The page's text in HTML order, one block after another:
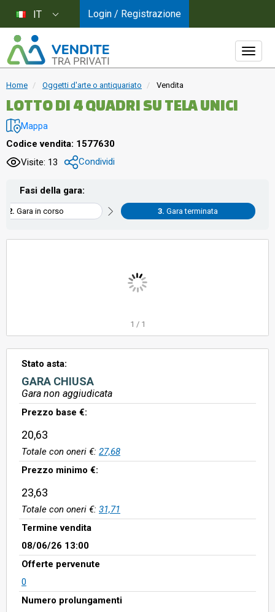
Home Oggetti d'arte o antiquariato Vendita
LOTTO DI 4 QUADRI SU TELA UNICI
Mappa
Codice vendita: 1577630
Visite: 13
Condividi
Fasi della gara:
Gara in corso Gara terminata
1 / 1
Stato asta:
GARA CHIUSA
Gara non aggiudicata
Prezzo base €:
20,63
Totale con oneri €: 27,68
Prezzo minimo €:
23,63
Totale con oneri €: 31,71
Termine vendita
08/06/26 13:00
Offerte pervenute
0
Numero prolungamenti
IT Login / Registrazione